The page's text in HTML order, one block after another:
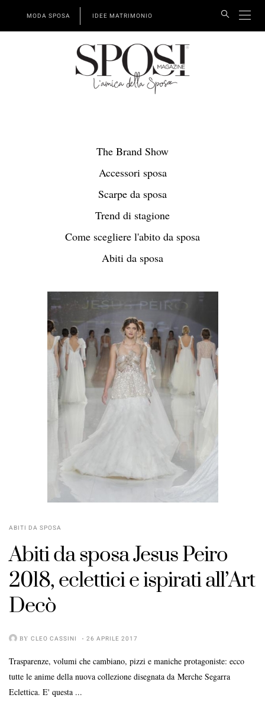
MODA SPOSA IDEE MATRIMONIO
The Brand Show
Accessori sposa
Scarpe da sposa
Trend di stagione
Come scegliere l'abito da sposa
Abiti da sposa
ABITI DA SPOSA
Abiti da sposa Jesus Peiro
2018, eclettici e ispirati all’Art
Decò
BY CLEO CASSINI 26 APRILE 2017
Trasparenze, volumi che cambiano, pizzi e maniche protagoniste: ecco
tutte le anime della nuova collezione disegnata da Merche Segarra
Eclettica. E' questa ...